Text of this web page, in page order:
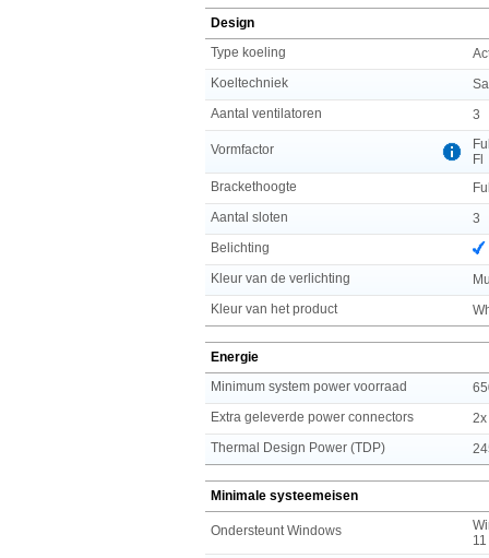
Design
Type koeling
Koeltechniek
Aantal ventilatoren
3
Vormfactor
Fl
Brackethoogte
Aantal sloten
3
Belichting
Kleur van de verlichting
Kleur van het product
Energie
Minimum system power voorraad
Extra geleverde power connectors
Thermal Design Power (TDP)
Minimale systeemeisen
Ondersteunt Windows